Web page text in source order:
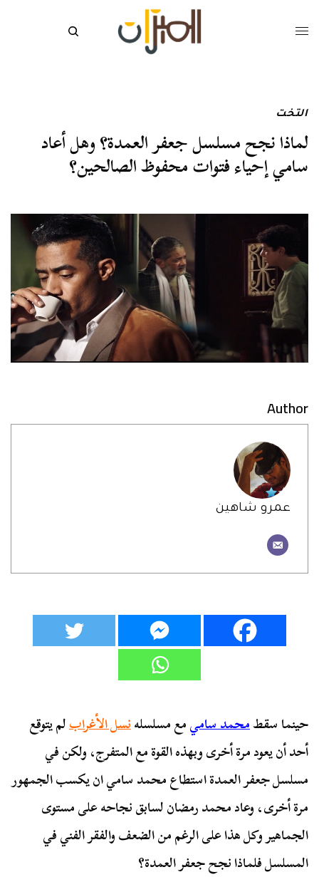
التخت
لماذا نجح مسلسل جعفر العمدة؟ وهل أعاد
سامي إحياء فتوات محفوظ الصالحين؟
Author
عمرو شاهين
حينما سقطمحمد ساميمع مسلسلهنسل الأغرابلم يتوقع
أحد أن يعود مرة أخرى وبهذه القوة مع المتفرج، ولكن في
مسلسل جعفر العمدة استطاع محمد سامي ان يكسب الجمهور
مرة أخرى، وعاد محمد رمضان لسابق نجاحه على مستوى
الجماهير وكل هذا على الرغم من الضعف والفقر الفني في
المسلسل فلماذا نجح جعفر العمدة؟